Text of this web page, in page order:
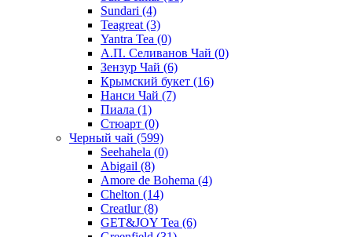
Sundari (4)
Teagreat (3)
Yantra Tea (0)
А.П. Селиванов Чай (0)
Зензур Чай (6)
Крымский букет (16)
Нанси Чай (7)
Пиала (1)
Стюарт (0)
Черный чай (599)
Seehahela (0)
Abigail (8)
Amore de Bohema (4)
Chelton (14)
Creatlur(8)
GET&JOY Tea (6)